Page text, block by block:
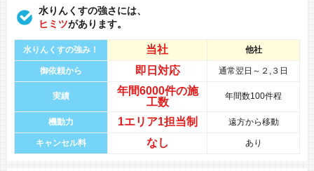
水りんくすの強さには、
ヒミツがあります。
水りんくすの強み！ 当社 他社
御依頼から 即日対応 通常翌日～２,３日
実績 年間6000件の施
工数
年間数100件程
機動力 1エリア1担当制 遠方から移動
キャンセル料 なし あり